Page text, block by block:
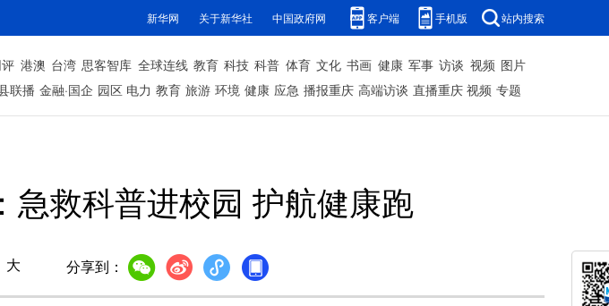
新华网 关于新华社 中国政府网 客户端 手机版 站内搜索
港澳 台湾 思客智库 全球连线 教育 科技 科普 体育 文化 书画 健康 军事 访谈 视频 图片
联播 金融·国企 园区 电力 教育 旅游 环境 健康 应急 播报重庆 高端访谈 直播重庆 视频 专题
急救科普进校园 护航健康跑
大 分享到：